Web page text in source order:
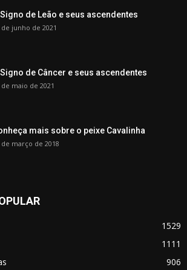
Signo de Leão e seus ascendentes
de junho de 2021
Signo de Câncer e seus ascendentes
de maio de 2021
mais sobre o peixe Cavalinha
de março de 2018
1529
1111
906